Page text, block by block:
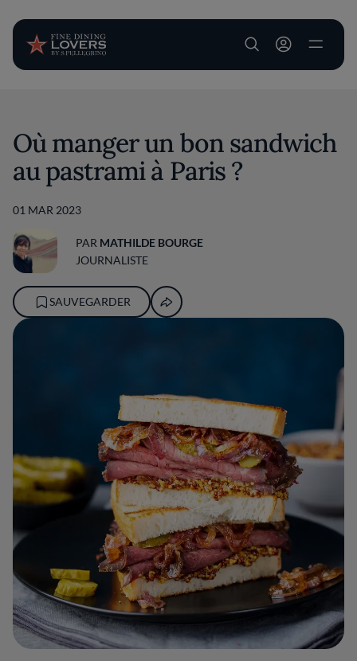
User account
Où manger un bon sandwich
au pastrami à Paris ?
01 MAR 2023
PAR MATHILDE BOURGE
JOURNALISTE
SAUVEGARDER